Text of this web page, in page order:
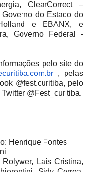
ClearCorrect –
do Estado do
e EBANX, e
Governo Federal -
pelo site do
, pelas
@fest.curitiba, pelo
@Fest_curitiba.
Henrique Fontes
Laís Cristina,